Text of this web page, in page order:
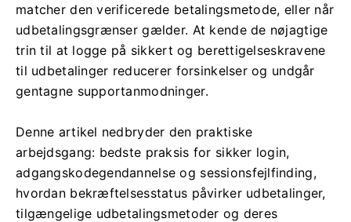
matcher den verificerede betalingsmetode, eller når
udbetalingsgrænser gælder. At kende de nøjagtige
trin til at logge på sikkert og berettigelseskravene
til udbetalinger reducerer forsinkelser og undgår
gentagne supportanmodninger.
Denne artikel nedbryder den praktiske
arbejdsgang: bedste praksis for sikker login,
adgangskodegendannelse og sessionsfejlfinding,
hvordan bekræftelsesstatus påvirker udbetalinger,
tilgængelige udbetalingsmetoder og deres